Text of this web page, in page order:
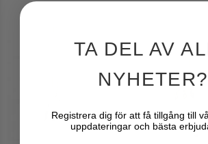
TA DEL AV
NYHETER?
Registrera dig för att få tillgång till
uppdateringar och bästa